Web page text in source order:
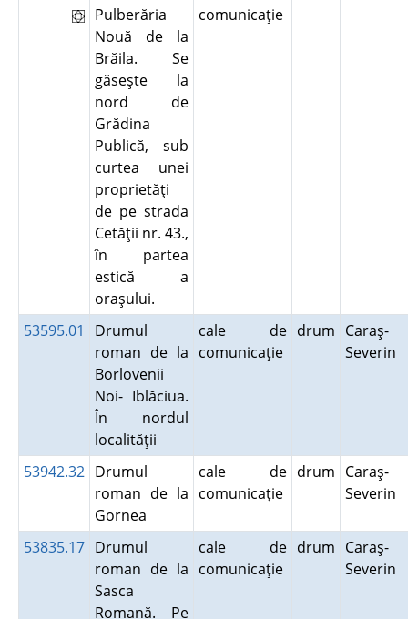
Pulberăria
Nouă de la
Brăila. Se
găseşte la
nord de
Grădina
Publică, sub
curtea unei
proprietăţi
de pe strada
Cetăţii nr. 43.,
în partea
estică a
oraşului.
comunicaţie
53595.01
Drumul
roman de la
Borlovenii
Noi- Iblăciua.
În nordul
localităţii
cale de
comunicaţie
drum Caraş-
Severin
53942.32 Drumul
roman de la
Gornea
cale de
comunicaţie
drum Caraş-
Severin
53835.17 Drumul
roman de la
Sasca
Romană. Pe
cale de
comunicaţie
drum Caraş-
Severin